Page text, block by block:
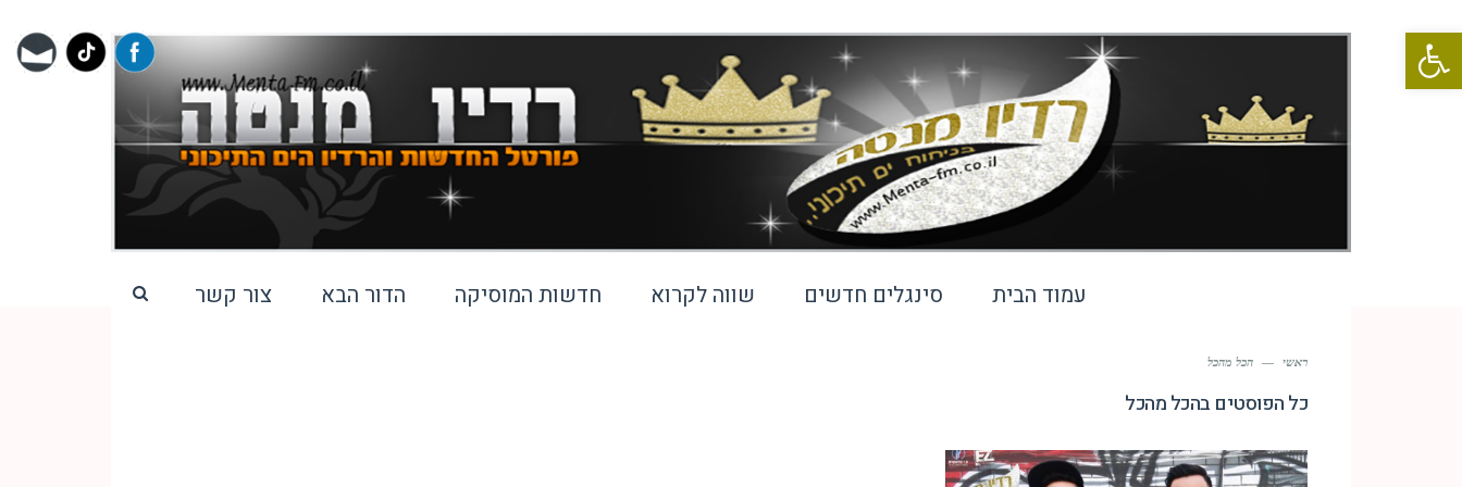
פתח סרגל נגישות
עמוד הבית סינגלים חדשים שווה לקרוא חדשות המוסיקה הדור הבא צור קשר
ראשי — הכל מהכל
כל הפוסטים בהכל מהכל